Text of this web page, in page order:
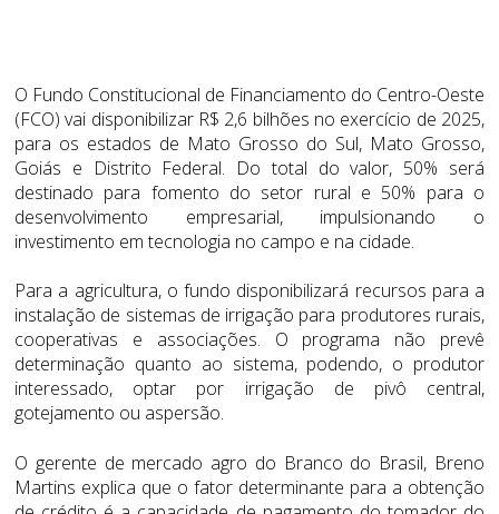
O Fundo Constitucional de Financiamento do Centro-Oeste
(FCO) vai disponibilizar R$ 2,6 bilhões no exercício de 2025,
para os estados de Mato Grosso do Sul, Mato Grosso,
Goiás e Distrito Federal. Do total do valor, 50% será
destinado para fomento do setor rural e 50% para o
desenvolvimento empresarial, impulsionando o
investimento em tecnologia no campo e na cidade.
Para a agricultura, o fundo disponibilizará recursos para a
instalação de sistemas de irrigação para produtores rurais,
cooperativas e associações. O programa não prevê
determinação quanto ao sistema, podendo, o produtor
interessado, optar por irrigação de pivô central,
gotejamento ou aspersão.
O gerente de mercado agro do Branco do Brasil, Breno
Martins explica que o fator determinante para a obtenção